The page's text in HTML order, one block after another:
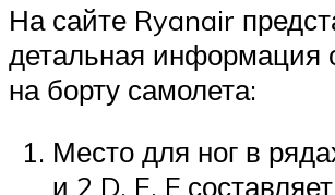
На сайте Ryanair
детальная информация
на борту самолета:
Место для ног в
и 2 D, E, F